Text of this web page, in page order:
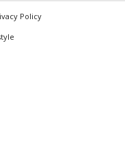
Policy